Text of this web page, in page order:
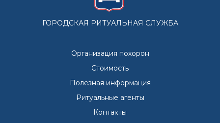
ГОРОДСКАЯ РИТУАЛЬНАЯ СЛУЖБА
Организация похорон
Стоимость
Полезная информация
Ритуальные агенты
Контакты